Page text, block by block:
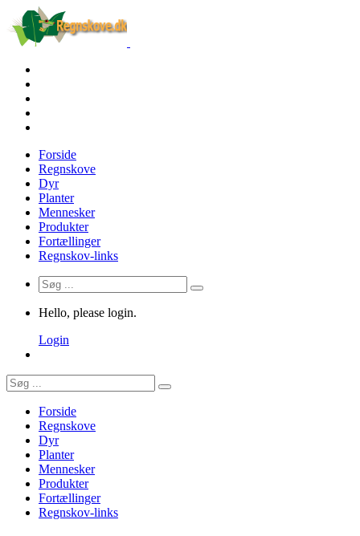
Forside
Regnskove
Dyr
Planter
Mennesker
Produkter
Fortællinger
Regnskov-links
Hello, please login.
Login
Forside
Regnskove
Dyr
Planter
Mennesker
Produkter
Fortællinger
Regnskov-links